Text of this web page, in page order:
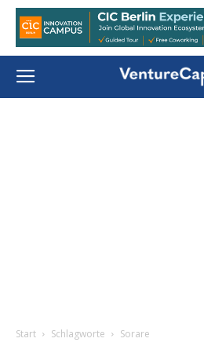
Start Schlagworte Sorare